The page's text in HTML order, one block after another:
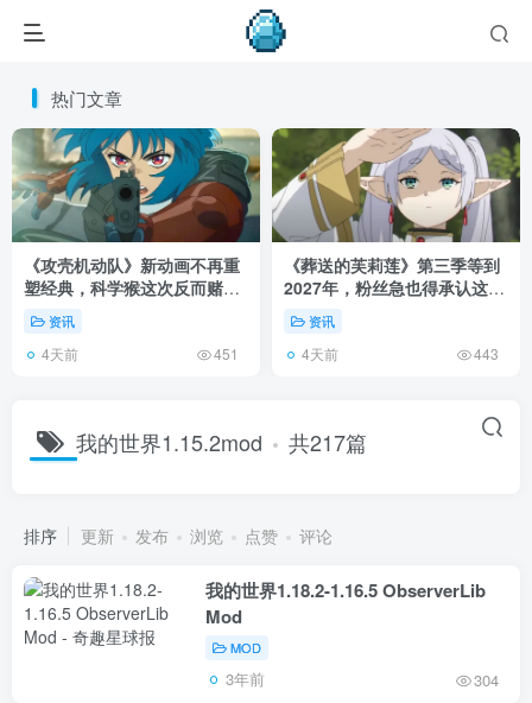
热门文章
《攻壳机动队》新动画不再重
塑经典，科学猴这次反而赌对
了！资讯
4天前 451
《葬送的芙莉莲》第三季等到
2027年，粉丝急也得承认这次
慢得有道理！
资讯
4天前 443
我的世界1.15.2mod 共217篇
排序 更新 发布 浏览 点赞 评论
我的世界1.18.2-1.16.5 ObserverLib
Mod
MOD
3年前 304